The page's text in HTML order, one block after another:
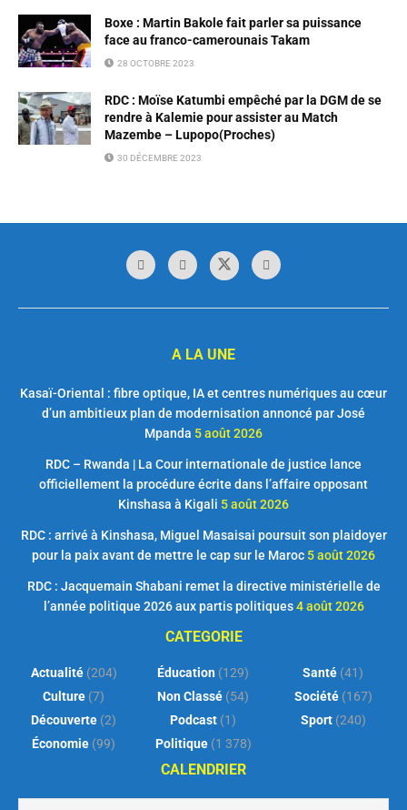
Boxe : Martin Bakole fait parler sa puissance
face au franco-camerounais Takam
28 OCTOBRE 2023
RDC : Moïse Katumbi empêché par la DGM de se
rendre à Kalemie pour assister au Match
Mazembe – Lupopo(Proches)
30 DÉCEMBRE 2023
A LA UNE
Kasaï-Oriental : fibre optique, IA et centres numériques au cœur
d’un ambitieux plan de modernisation annoncé par José
Mpanda 5 août 2026
RDC – Rwanda | La Cour internationale de justice lance
officiellement la procédure écrite dans l’affaire opposant
Kinshasa à Kigali 5 août 2026
RDC : arrivé à Kinshasa, Miguel Masaisai poursuit son plaidoyer
pour la paix avant de mettre le cap sur le Maroc 5 août 2026
RDC : Jacquemain Shabani remet la directive ministérielle de
l’année politique 2026 aux partis politiques 4 août 2026
CATEGORIE
Actualité(204)
Culture (7)
Découverte (2)
Économie (99)
Éducation (129)
Non Classé (54)
Podcast (1)
Politique(1 378)
Santé (41)
Société(167)
Sport(240)
CALENDRIER